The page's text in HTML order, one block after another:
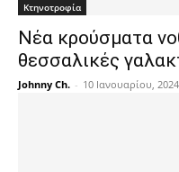
Κτηνοτροφία
Nέα κρούσματα
θεσσαλικές
Johnny Ch. - 10 Ιανουαρίου, 2024